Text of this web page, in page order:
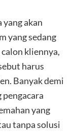
yang akan
yang sedang
kliennya,
harus
Banyak demi
yang
tanpa solusi